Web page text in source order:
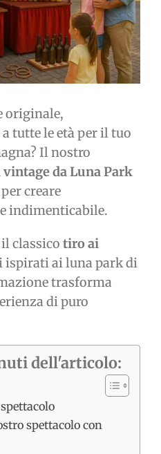
originale,
tutte le età per il tuo
Il nostro
da Luna Park
creare
indimenticabile.
classico tiro ai
ispirati ai luna park di
trasforma
di puro
dell'articolo:
spettacolo con